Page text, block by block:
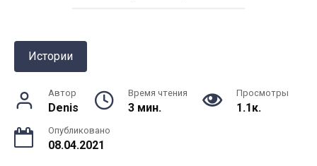
Истории
Автор
Denis
Время чтения
3 мин.
Просмотры
1.1к.
Опубликовано
08.04.2021